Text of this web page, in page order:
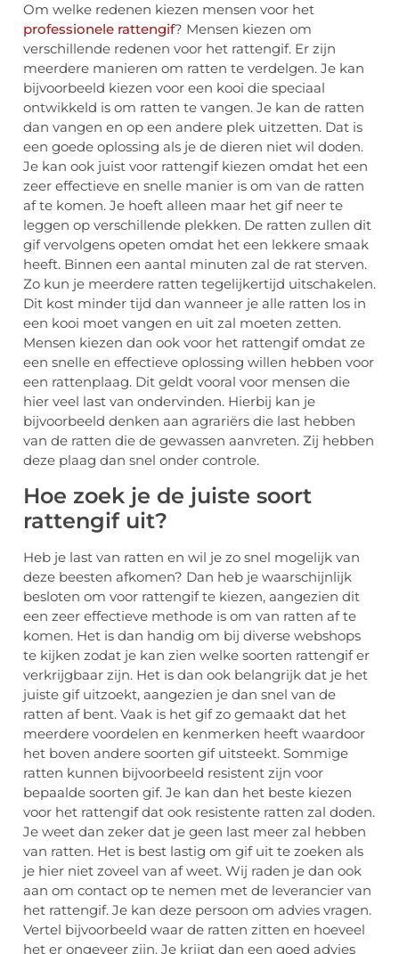
Om welke redenen kiezen mensen voor het
professionele rattengif? Mensen kiezen om
verschillende redenen voor het rattengif. Er zijn
meerdere manieren om ratten te verdelgen. Je kan
bijvoorbeeld kiezen voor een kooi die speciaal
ontwikkeld is om ratten te vangen. Je kan de ratten
dan vangen en op een andere plek uitzetten. Dat is
een goede oplossing als je de dieren niet wil doden.
Je kan ook juist voor rattengif kiezen omdat het een
zeer effectieve en snelle manier is om van de ratten
af te komen. Je hoeft alleen maar het gif neer te
leggen op verschillende plekken. De ratten zullen dit
gif vervolgens opeten omdat het een lekkere smaak
heeft. Binnen een aantal minuten zal de rat sterven.
Zo kun je meerdere ratten tegelijkertijd uitschakelen.
Dit kost minder tijd dan wanneer je alle ratten los in
een kooi moet vangen en uit zal moeten zetten.
Mensen kiezen dan ook voor het rattengif omdat ze
een snelle en effectieve oplossing willen hebben voor
een rattenplaag. Dit geldt vooral voor mensen die
hier veel last van ondervinden. Hierbij kan je
bijvoorbeeld denken aan agrariërs die last hebben
van de ratten die de gewassen aanvreten. Zij hebben
deze plaag dan snel onder controle.
Hoe zoek je de juiste soort
rattengif uit?
Heb je last van ratten en wil je zo snel mogelijk van
deze beesten afkomen? Dan heb je waarschijnlijk
besloten om voor rattengif te kiezen, aangezien dit
een zeer effectieve methode is om van ratten af te
komen. Het is dan handig om bij diverse webshops
te kijken zodat je kan zien welke soorten rattengif er
verkrijgbaar zijn. Het is dan ook belangrijk dat je het
juiste gif uitzoekt, aangezien je dan snel van de
ratten af bent. Vaak is het gif zo gemaakt dat het
meerdere voordelen en kenmerken heeft waardoor
het boven andere soorten gif uitsteekt. Sommige
ratten kunnen bijvoorbeeld resistent zijn voor
bepaalde soorten gif. Je kan dan het beste kiezen
voor het rattengif dat ook resistente ratten zal doden.
Je weet dan zeker dat je geen last meer zal hebben
van ratten. Het is best lastig om gif uit te zoeken als
je hier niet zoveel van af weet. Wij raden je dan ook
aan om contact op te nemen met de leverancier van
het rattengif. Je kan deze persoon om advies vragen.
Vertel bijvoorbeeld waar de ratten zitten en hoeveel
het er ongeveer zijn. Je krijgt dan een goed advies